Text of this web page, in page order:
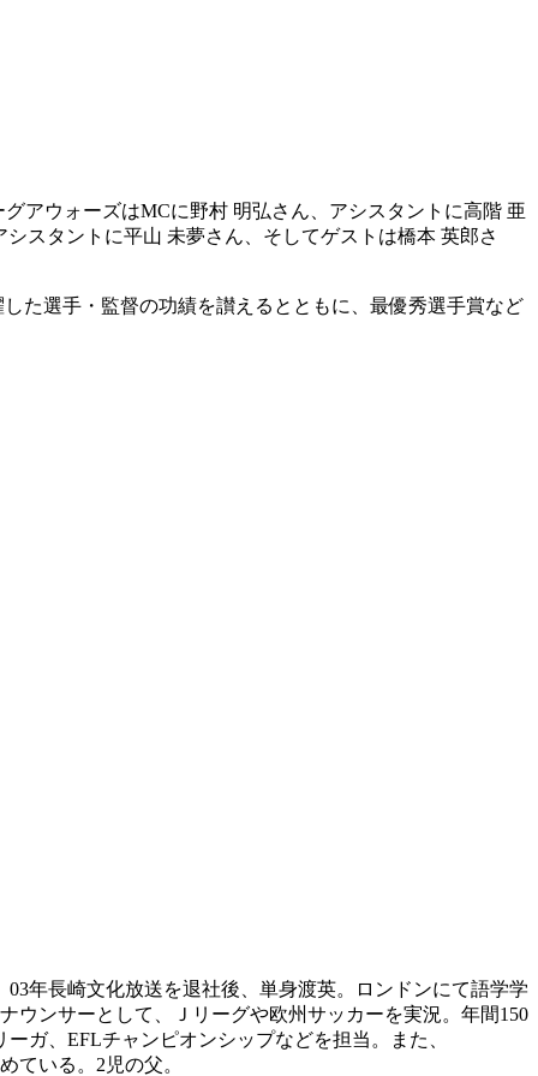
アウォーズはMCに野村 明弘さん、アシスタントに高階 亜
スタントに平山 未夢さん、そしてゲストは橋本 英郎さ
た選手・監督の功績を讃えるとともに、最優秀選手賞など
年長崎文化放送を退社後、単身渡英。ロンドンにて語学学
ウンサーとして、Ｊリーグや欧州サッカーを実況。年間150
ガ、EFLチャンピオンシップなどを担当。また、
ている。2児の父。